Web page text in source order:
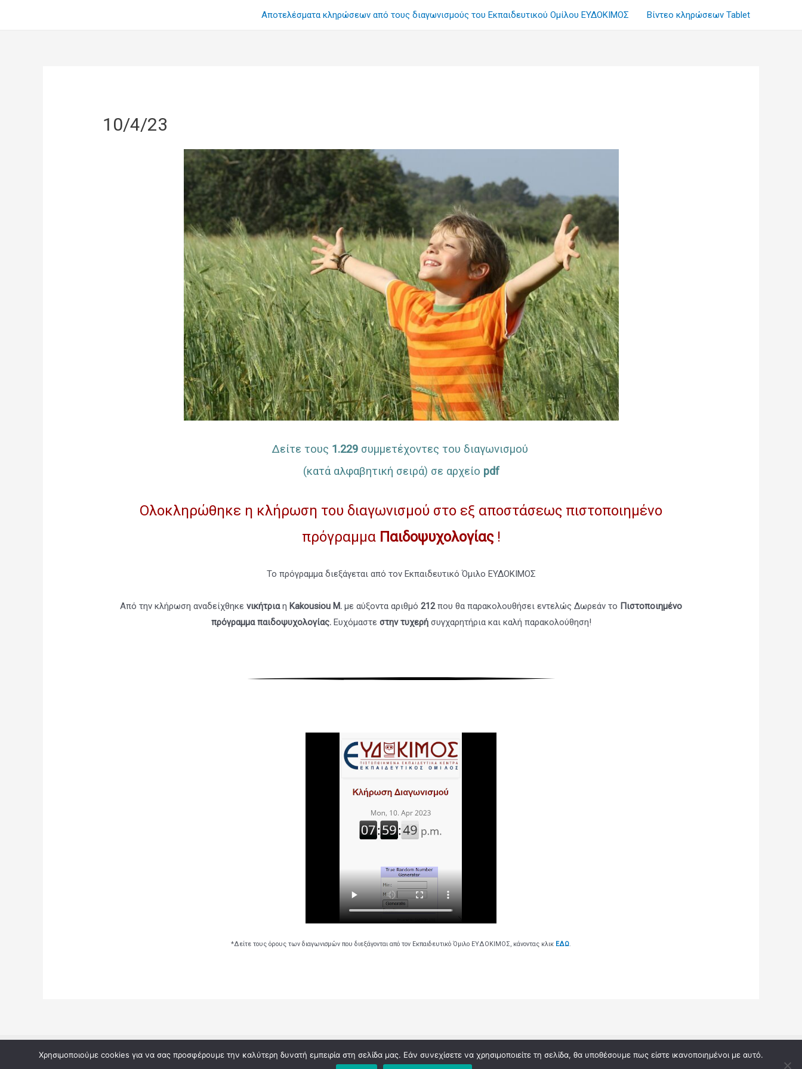
Αποτελέσματα κληρώσεων από τους διαγωνισμούς του Εκπαιδευτικού Ομίλου ΕΥΔΟΚΙΜΟΣ Βίντεο κληρώσεων Tablet
10/4/23
Δείτε τους 1.229συμμετέχοντες του διαγωνισμού
(κατά αλφαβητική σειρά) σε αρχείο pdf
Ολοκληρώθηκε η κλήρωση του διαγωνισμού στο εξ αποστάσεως πιστοποιημένο
πρόγραμμαΠαιδοψυχολογίας !
Το πρόγραμμα διεξάγεται από τον Εκπαιδευτικό Όμιλο ΕΥΔΟΚΙΜΟΣ
Από την κλήρωση αναδείχθηκε νικήτριαη Kakousiou M. με αύξοντα αριθμό 212που θα παρακολουθήσει εντελώς Δωρεάν το Πιστοποιημένο
πρόγραμμα παιδοψυχολογίας.Ευχόμαστε στην τυχερήσυγχαρητήρια και καλή παρακολούθηση!
*Δείτε τους όρους των διαγωνισμών που διεξάγονται από τον Εκπαιδευτικό Όμιλο ΕΥΔΟΚΙΜΟΣ, κάνοντας κλικ ΕΔΩ.
Copyright © 2026 Αποτελέσματα κληρώσεων από τους διαγωνισμούς του εκπαιδευτικού ομίλου ΕΥΔΟΚΙΜΟΣ | Powered by Αποτελέσματα κληρώσεων από τους διαγωνισμούς
Χρησιμοποιούμε cookies για να σας προσφέρουμε την καλύτερη δυνατή εμπειρία στη σελίδα μας. Εάν συνεχίσετε να χρησιμοποιείτε τη σελίδα, θα υποθέσουμε πως είστε ικανοποιημένοι με αυτό.